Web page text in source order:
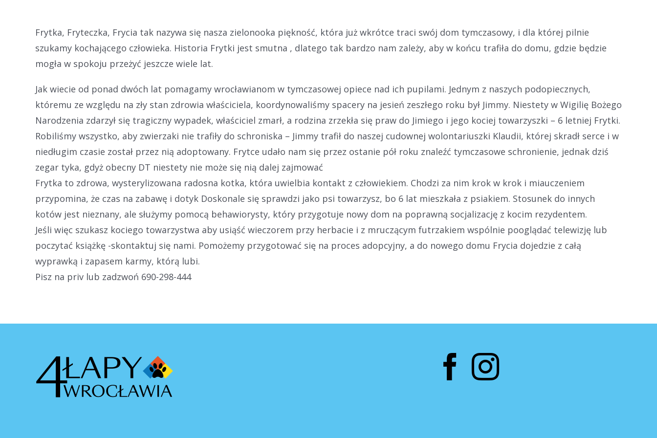
Frytka, Fryteczka, Frycia tak nazywa się nasza zielonooka piękność, która już wkrótce traci swój dom tymczasowy, i dla której pilnie
szukamy kochającego człowieka. Historia Frytki jest smutna , dlatego tak bardzo nam zależy, aby w końcu trafiła do domu, gdzie będzie
mogła w spokoju przeżyć jeszcze wiele lat.
Jak wiecie od ponad dwóch lat pomagamy wrocławianom w tymczasowej opiece nad ich pupilami. Jednym z naszych podopiecznych,
któremu ze względu na zły stan zdrowia właściciela, koordynowaliśmy spacery na jesień zeszłego roku był Jimmy. Niestety w Wigilię Bożego
Narodzenia zdarzył się tragiczny wypadek, właściciel zmarł, a rodzina zrzekła się praw do Jimiego i jego kociej towarzyszki – 6 letniej Frytki.
Robiliśmy wszystko, aby zwierzaki nie trafiły do schroniska – Jimmy trafił do naszej cudownej wolontariuszki Klaudii, której skradł serce i w
niedługim czasie został przez nią adoptowany. Frytce udało nam się przez ostanie pół roku znaleźć tymczasowe schronienie, jednak dziś
zegar tyka, gdyż obecny DT niestety nie może się nią dalej zajmować
Frytka to zdrowa, wysterylizowana radosna kotka, która uwielbia kontakt z człowiekiem. Chodzi za nim krok w krok i miauczeniem
przypomina, że czas na zabawę i dotyk Doskonale się sprawdzi jako psi towarzysz, bo 6 lat mieszkała z psiakiem. Stosunek do innych
kotów jest nieznany, ale służymy pomocą behawiorysty, który przygotuje nowy dom na poprawną socjalizację z kocim rezydentem.
Jeśli więc szukasz kociego towarzystwa aby usiąść wieczorem przy herbacie i z mruczącym futrzakiem wspólnie pooglądać telewizję lub
poczytać książkę -skontaktuj się nami. Pomożemy przygotować się na proces adopcyjny, a do nowego domu Frycia dojedzie z całą
wyprawką i zapasem karmy, którą lubi.
Pisz na priv lub zadzwoń 690-298-444